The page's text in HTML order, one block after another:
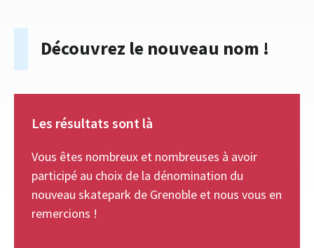
Découvrez le nouveau nom !
Les résultats sont là
Vous êtes nombreux et nombreuses à avoir
participé au choix de la dénomination du
nouveau skatepark de Grenoble et nous vous en
remercions !